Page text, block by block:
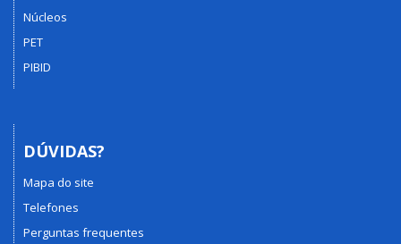
Núcleos
PET
PIBID
DÚVIDAS?
Mapa do site
Telefones
Perguntas frequentes